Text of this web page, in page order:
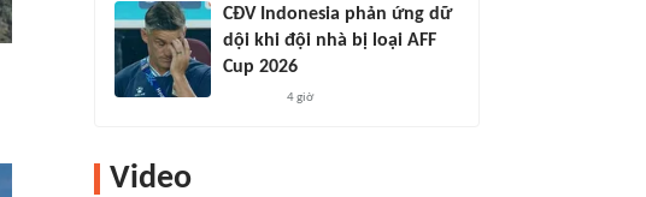
CĐV Indonesia phản ứng dữ
dội khi đội nhà bị loại AFF
Cup 2026
4 giờ
Video